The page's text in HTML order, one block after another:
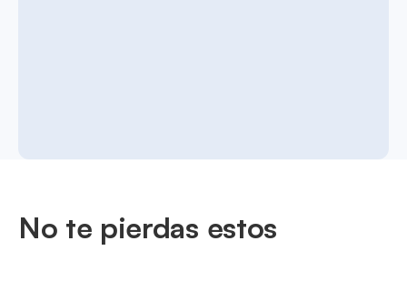
No te pierdas estos